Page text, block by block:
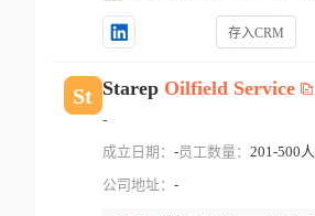
存入CRM
St Starep Oilfield Service
-
成立日期： -员工数量： 201-500人
公司地址： -